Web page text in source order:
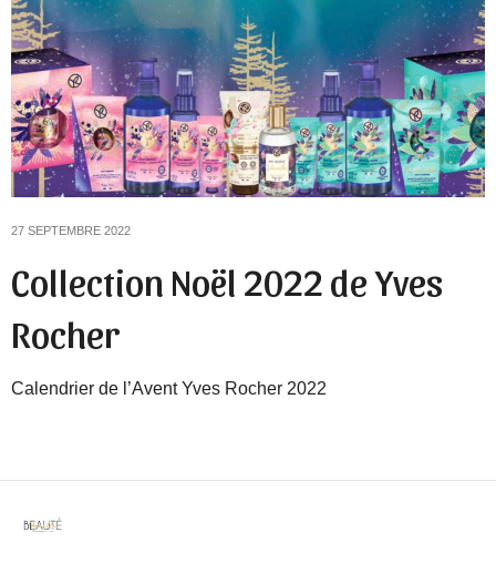
27 SEPTEMBRE 2022
Collection Noël 2022 de Yves
Rocher
Calendrier de l’Avent Yves Rocher 2022